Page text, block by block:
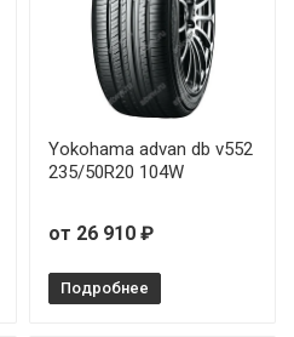
Yokohama advan db v552
235/50R20 104W
от 26 910 ₽
Подробнее